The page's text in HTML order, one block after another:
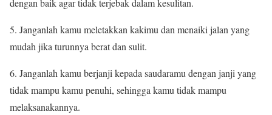
dengan baik agar tidak terjebak dalam kesulitan.
5. Janganlah kamu meletakkan kakimu dan menaiki jalan yang
mudah jika turunnya berat dan sulit.
6. Janganlah kamu berjanji kepada saudaramu dengan janji yang
tidak mampu kamu penuhi, sehingga kamu tidak mampu
melaksanakannya.